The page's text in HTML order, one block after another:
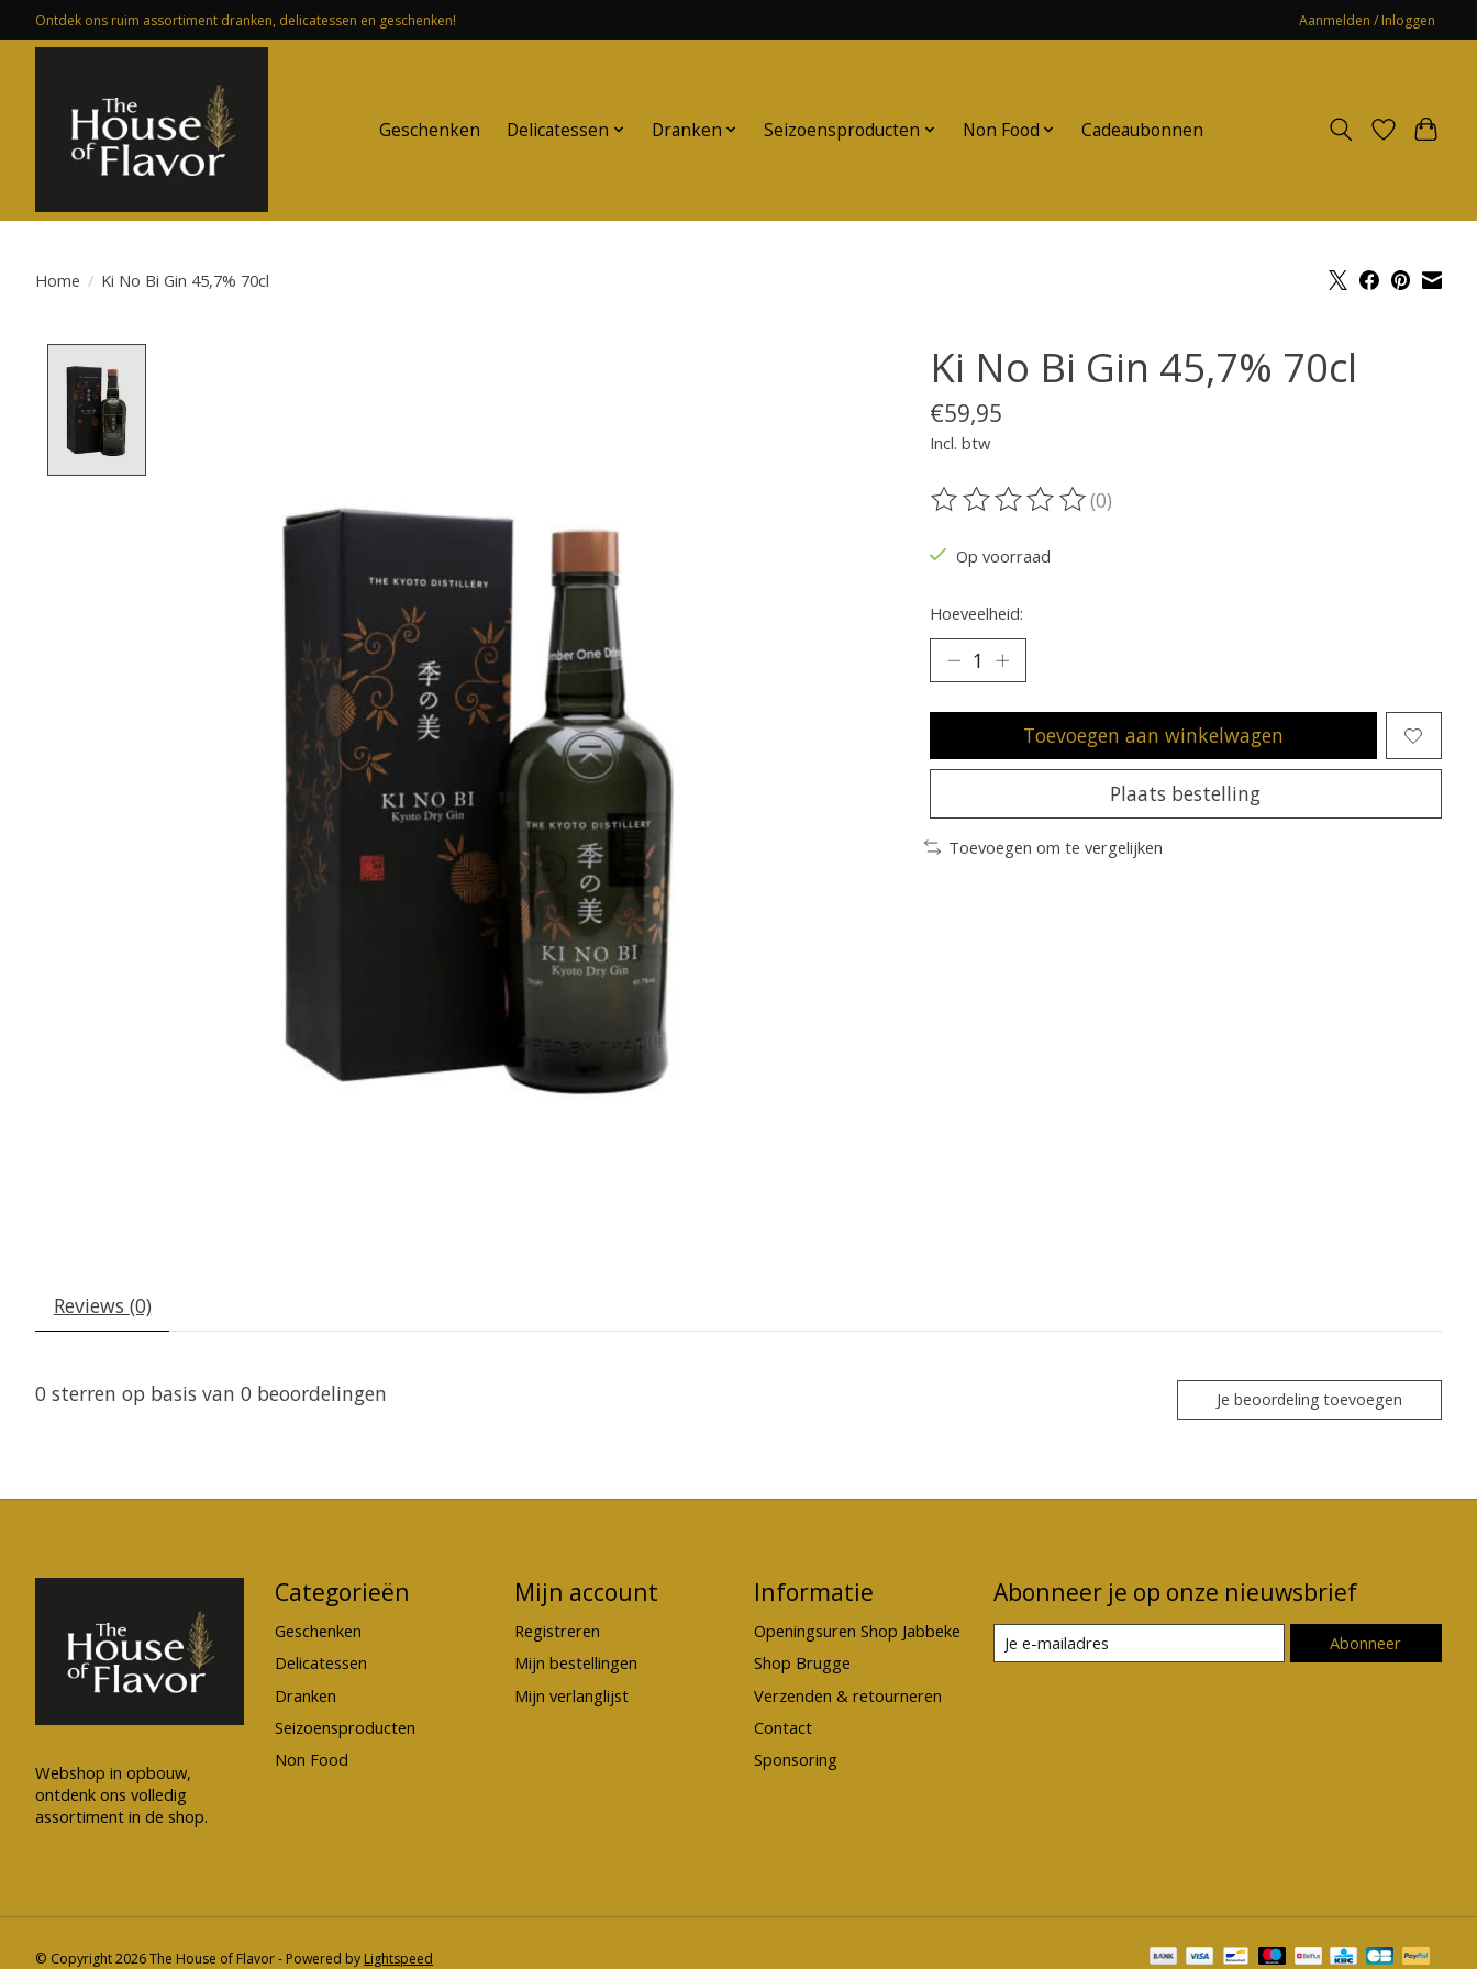
Ontdek ons ruim assortiment dranken, delicatessen en geschenken! Aanmelden / Inloggen
Geschenken Delicatessen Dranken Seizoensproducten Non Food Cadeaubonnen
Home / Ki No Bi Gin 45,7% 70cl
Ki No Bi Gin 45,7% 70cl
€59,95
Incl. btw
De beoordeling van dit product is
(0)
Op voorraad
Hoeveelheid:
Toevoegen aan winkelwagen
Plaats bestelling
Toevoegen om te vergelijken
Reviews (0)
0 sterren op basis van 0 beoordelingen Je beoordeling toevoegen
Webshop in opbouw,
ontdenk ons volledig
assortiment in de shop.
Categorieën
Geschenken
Delicatessen
Dranken
Seizoensproducten
Non Food
Mijn account
Registreren
Mijn bestellingen
Mijn verlanglijst
Informatie
Openingsuren Shop Jabbeke
Shop Brugge
Verzenden & retourneren
Contact
Sponsoring
Abonneer je op onze nieuwsbrief
Abonneer
© Copyright 2026 The House of Flavor - Powered by Lightspeed